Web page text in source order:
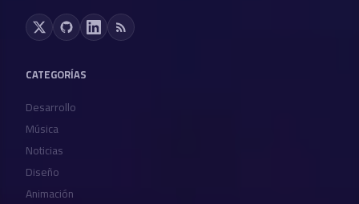
CATEGORÍAS
Desarrollo
Música
Noticias
Diseño
Animación